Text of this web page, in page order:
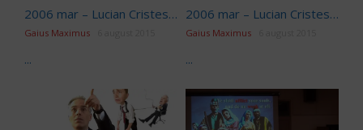
2006 mar – Lucian Cristescu – Puterea alegerii – Scoateti demoni iCer
Gaius Maximus
...
2006 mar – Lucian Cristescu – Puterea alegerii – Vrednicia iCer
Gaius Maximus
...